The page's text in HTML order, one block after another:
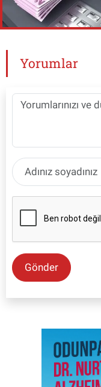
Yorumlar
Gönder